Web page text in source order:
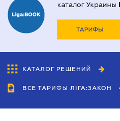
каталог Украины
ТАРИФЫ
КАТАЛОГ РЕШЕНИЙ
ВСЕ ТАРИФЫ ЛІГА:ЗАКОН